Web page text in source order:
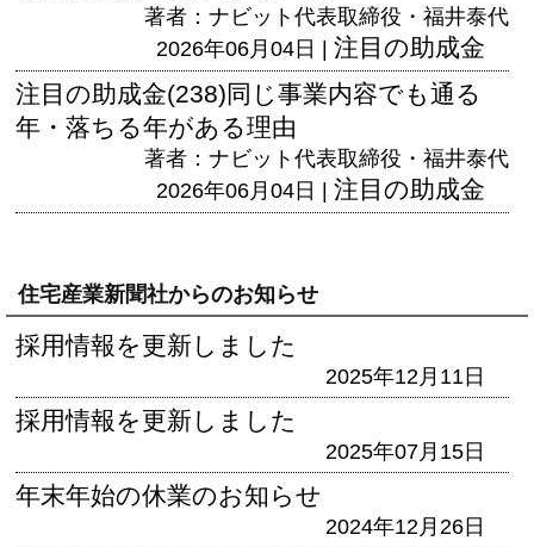
著者：ナビット代表取締役・福井泰代
2026年06月04日 | 注目の助成金
注目の助成金(238)同じ事業内容でも通る
年・落ちる年がある理由
著者：ナビット代表取締役・福井泰代
2026年06月04日 | 注目の助成金
住宅産業新聞社からのお知らせ
採用情報を更新しました
2025年12月11日
採用情報を更新しました
2025年07月15日
年末年始の休業のお知らせ
2024年12月26日